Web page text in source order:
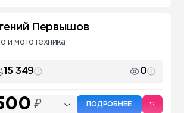
Первышов
и мототехника
15 349 0
₽ ПОДРОБНЕЕ